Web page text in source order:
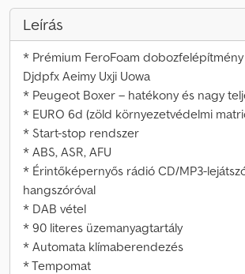
Leírás
* Prémium FeroFoam dobozfelépítmény
Djdpfx Aeimy Uxji Uowa
* Peugeot Boxer – hatékony és nagy
* EURO 6d (zöld környezetvédelmi
* Start-stop rendszer
* ABS, ASR, AFU
* Érintőképernyős rádió CD/MP3-
hangszóróval
* DAB vétel
* 90 literes üzemanyagtartály
* Automata klímaberendezés
* Tempomat